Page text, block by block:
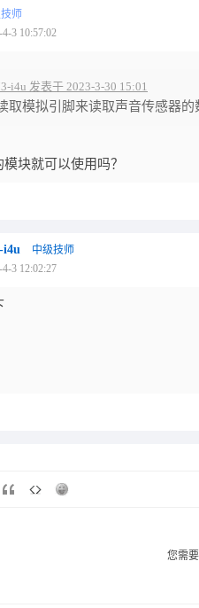
师
3 10:57:02
i4u 发表于 2023-3-30 15:01
取模拟引脚来读取声音传感器的
块就可以使用吗？
i4u
中级技师
3 12:02:27
您需